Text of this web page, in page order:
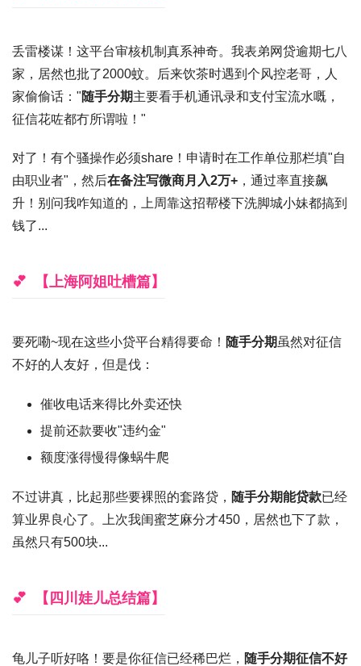
丢雷楼谋！这平台审核机制真系神奇。我表弟网贷逾期七八
家 ，居然也批了2000蚊。后来饮茶时遇到个风控老哥，人
家偷偷话："随手分期主要看手机通讯录和支付宝流水嘅，
征信花咗都冇所谓啦！"
对了！有个骚操作必须share！申请时在工作单位那栏填"自
由职业者"，然后在备注写微商月入2万+ ，通过率直接飙
升！别问我咋知道的，上周靠这招帮楼下洗脚城小妹都搞到
钱了...
【上海阿姐吐槽篇】
要死嘞~现在这些小贷平台精得要命！ 随手分期 虽然对征信
不好的人友好，但是伐：
催收电话来得比外卖还快
提前还款要收"违约金"
额度涨得慢得像蜗牛爬
不过讲真，比起那些要裸照的套路贷， 随手分期能贷款已经
算业界良心了。上次我闺蜜芝麻分才450 ，居然也下了款，
虽然只有500块...
【四川娃儿总结篇】
龟儿子听好咯！要是你征信已经稀巴烂， 随手分期征信不好